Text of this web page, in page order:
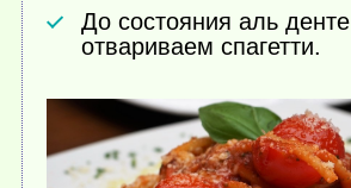
До состояния аль денте
отвариваем спагетти.